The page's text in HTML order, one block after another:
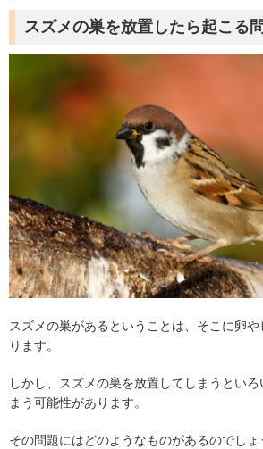
スズメの巣を放置したら起こる
スズメの巣があるということは、そこに卵
ります。
しかし、スズメの巣を放置してしまうとい
まう可能性があります。
その問題にはどのようなものがあるのでしょ